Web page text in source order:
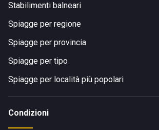
Stabilimenti balneari
Spiagge per regione
Spiagge per provincia
Spiagge per tipo
Spiagge per località più popolari
Condizioni